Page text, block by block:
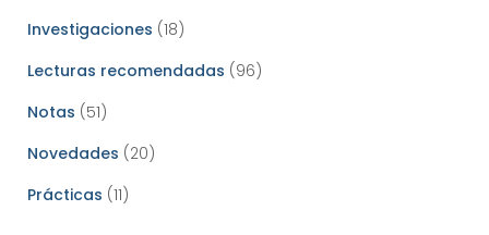
Investigaciones (18)
Lecturas recomendadas (96)
Notas (51)
Novedades (20)
Prácticas (11)